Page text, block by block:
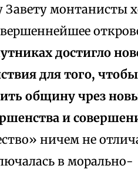
Завету монтанисты
достигло
для того,
общину чрез
и
ничем не
в морально-